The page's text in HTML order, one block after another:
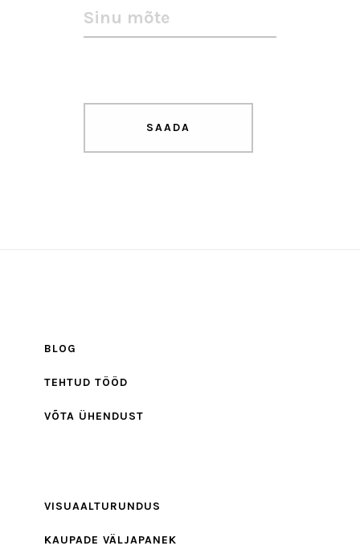
BLOG
TEHTUD TÖÖD
VÕTA ÜHENDUST
VISUAALTURUNDUS
KAUPADE VÄLJAPANEK